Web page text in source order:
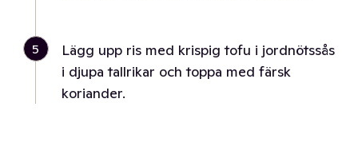
5
Lägg upp ris med krispig tofu i jordnötssås
i djupa tallrikar och toppa med färsk
koriander.